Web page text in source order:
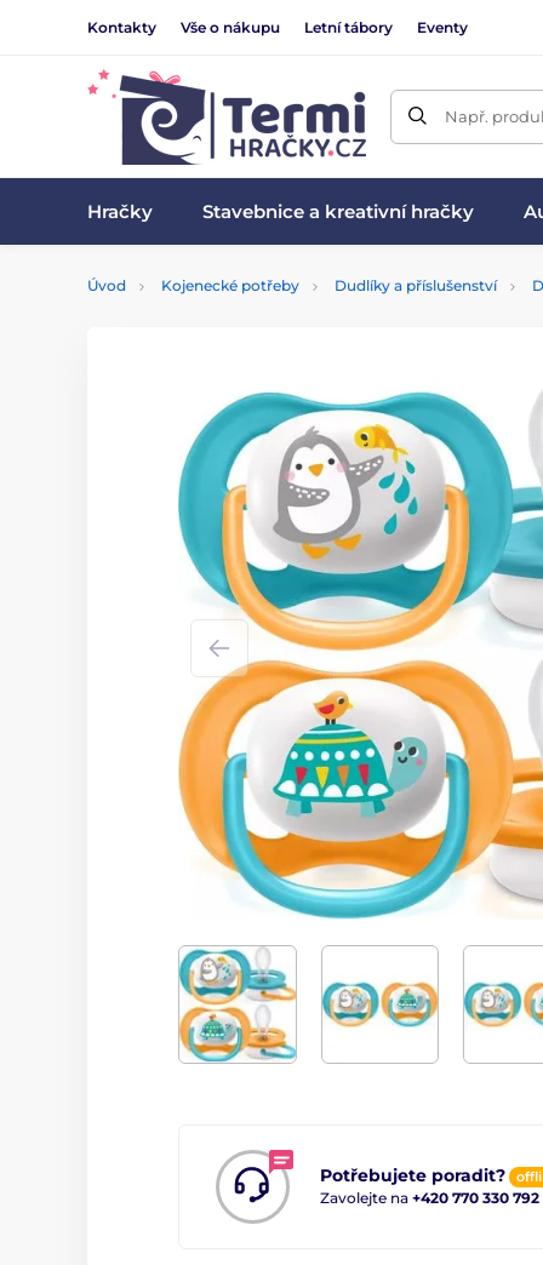
Kontakty Vše o nákupu Letní tábory Eventy
Např.
Hračky Stavebnice a kreativní hračky
Úvod Kojenecké potřeby Dudlíky a příslušenství
Potřebujete poradit?
Zavolejte na +420 770 330 792